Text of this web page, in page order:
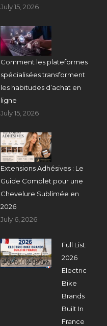
July 15, 2026
Comment les plateformes
spécialisées transforment
les habitudes d’achat en
ligne
July 15, 2026
Extensions Adhésives : Le
Guide Complet pour une
Chevelure Sublimée en
2026
July 6, 2026
Full List:
2026
Electric
Bike
Brands
Built In
France